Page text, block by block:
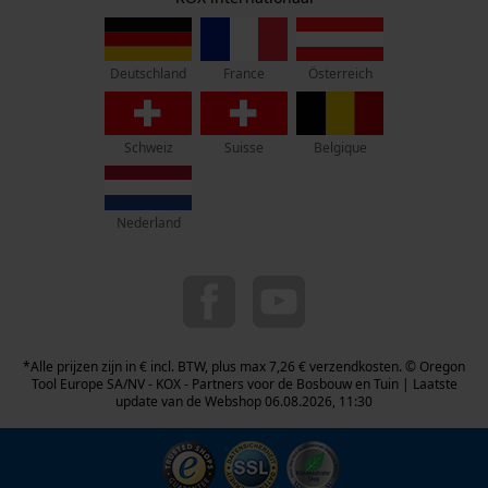
Rue Emile Francqui 11
1435 Mont-Saint-Guibert
Geen winkel!
Retouradres:
Beim Erlenwäldchen 14/2
71522 Backnang
Deutschland France Österreich
Schweiz Suisse Belgique
Nederland
*Alle prijzen zijn in € incl. BTW, plus max 7,26 € verzendkosten. © Oregon
Tool Europe SA/NV - KOX - Partners voor de Bosbouw en Tuin | Laatste
update van de Webshop 06.08.2026, 11:30